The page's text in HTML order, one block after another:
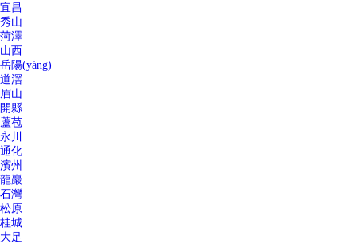
宜昌
秀山
菏澤
山西
岳陽(yáng)
道滘
眉山
開縣
蘆苞
永川
通化
濱州
龍巖
石灣
松原
桂城
大足